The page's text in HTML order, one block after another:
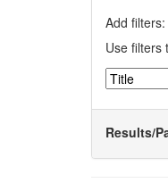
Add filters:
Use filters
Results/